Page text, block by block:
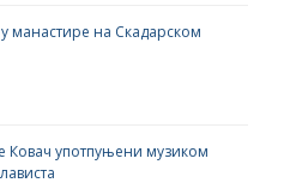
манастире на Скадарском
Ковач употпуњени музиком